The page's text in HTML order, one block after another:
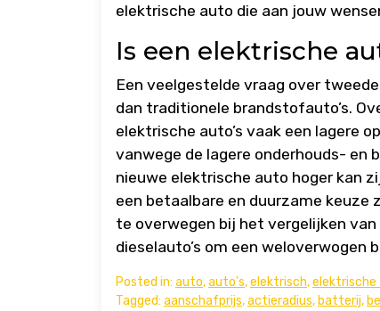
elektrische auto die aan jouw
Is een elektrische
Een veelgestelde vraag over
dan traditionele brandstofauto’s.
elektrische auto’s vaak een lagere
vanwege de lagere onderhouds- en
nieuwe elektrische auto hoger kan
een betaalbare en duurzame
te overwegen bij het vergelijken
dieselauto’s om een
Posted in: auto,auto's,elektrisch,elektrische
Tagged: aanschafprijs,actieradius,batterij,